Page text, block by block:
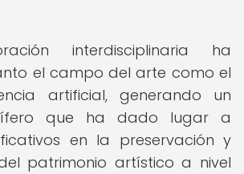
interdisciplinaria ha
el campo del arte como el
artificial, generando un
que ha dado lugar a
en la preservación y
patrimonio artístico a nivel